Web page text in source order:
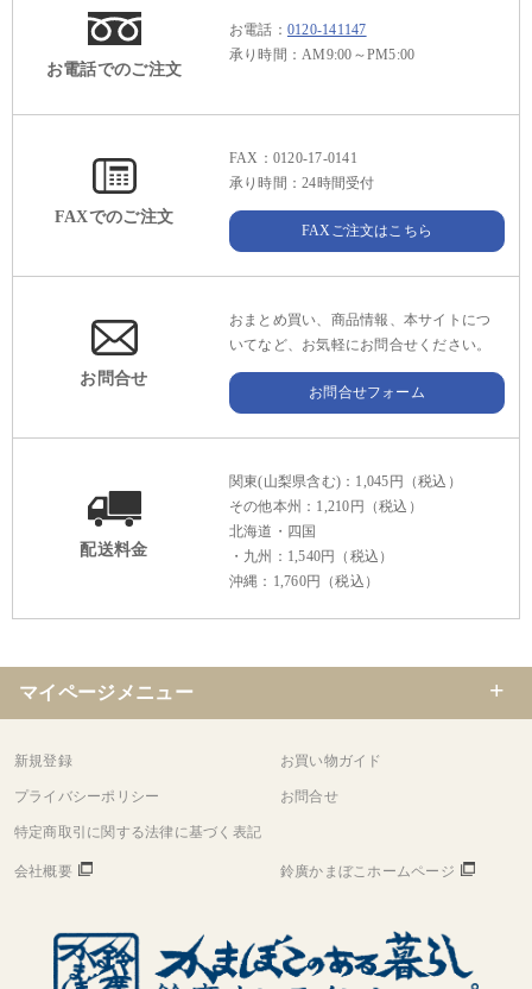
お電話でのご注文
お電話： 0120-141147
承り時間：AM9:00～PM5:00
FAXでのご注文
FAX：0120-17-0141
承り時間：24時間受付
FAXご注文はこちら
お問合せ
おまとめ買い、商品情報、本サイトにつ
いてなど、お気軽にお問合せください。
お問合せフォーム
配送料金
関東(山梨県含む)：1,045円（税込）
その他本州：1,210円（税込）
北海道・四国
・九州：1,540円（税込）
沖縄：1,760円（税込）
マイページメニュー
新規登録 お買い物ガイド
プライバシーポリシー お問合せ
特定商取引に関する法律に基づく表記
会社概要 鈴廣かまぼこホームページ